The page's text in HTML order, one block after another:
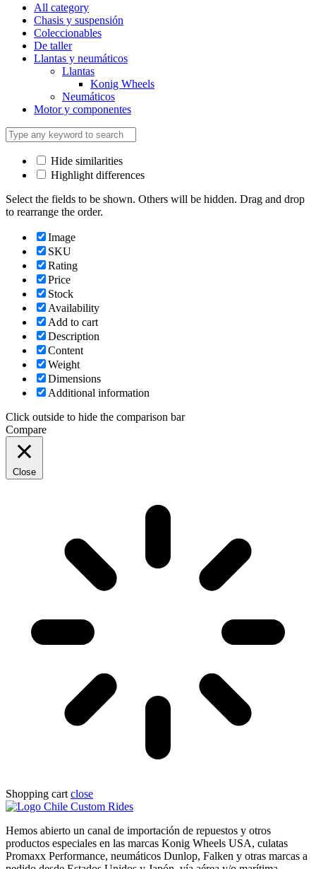
All category
Chasis y suspensión
Coleccionables
De taller
Llantas y neumáticos
Llantas
Konig Wheels
Neumáticos
Motor y componentes
Hide similarities
Highlight differences
Select the fields to be shown. Others will be hidden. Drag and drop
to rearrange the order.
Image
SKU
Rating
Price
Stock
Availability
Add to cart
Description
Content
Weight
Dimensions
Additional information
Click outside to hide the comparison bar
Compare
Close
Shopping cart close
Hemos abierto un canal de importación de repuestos y otros
productos especiales en las marcas Konig Wheels USA, culatas
Promaxx Performance, neumáticos Dunlop, Falken y otras marcas a